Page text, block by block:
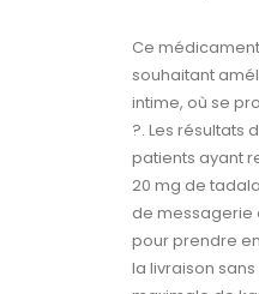
Ce
souhaitant
intime, où se
?. Les résultats
patients ayant
20 mg de
de messagerie
pour prendre
la livraison